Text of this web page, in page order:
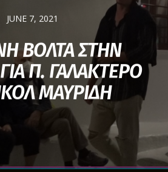
JUNE 7, 2021
ΒΟΛΤΑ ΣΤΗΝ
Π. ΓΑΛΑΚΤΕΡΟ
ΜΑΥΡΙΔΗ